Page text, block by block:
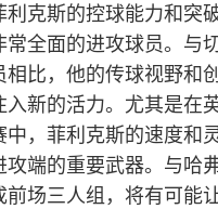
利克斯的控球能力和突
常全面的进攻球员。与
相比，他的传球视野和
入新的活力。尤其是在
中，菲利克斯的速度和
攻端的重要武器。与哈
前场三人组，将有可能